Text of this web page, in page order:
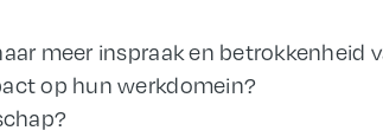
meer inspraak en betrokkenheid
op hun werkdomein?